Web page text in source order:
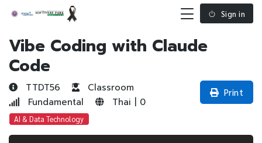
Sign in
Vibe Coding with Claude
Code
TTDT56
Classroom
Fundamental
Thai | 0
AI & Data Technology
Print